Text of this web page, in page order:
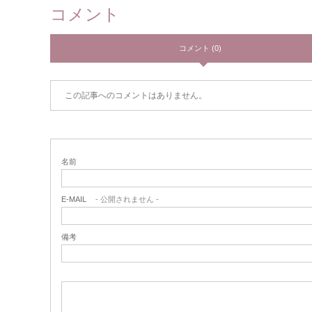
コメント
コメント (0)
この記事へのコメントはありません。
名前
E-MAIL - 公開されません -
備考